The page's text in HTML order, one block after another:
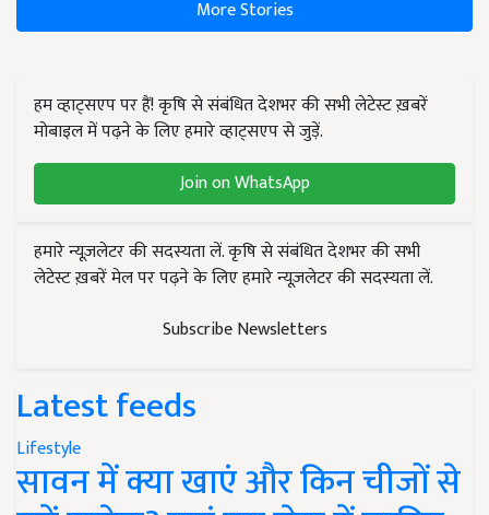
More Stories
हम व्हाट्सएप पर हैं! कृषि से संबंधित देशभर की सभी लेटेस्ट ख़बरें
मोबाइल में पढ़ने के लिए हमारे व्हाट्सएप से जुड़ें.
Join on WhatsApp
हमारे न्यूज़लेटर की सदस्यता लें. कृषि से संबंधित देशभर की सभी
लेटेस्ट ख़बरें मेल पर पढ़ने के लिए हमारे न्यूज़लेटर की सदस्यता लें.
Subscribe Newsletters
Latest feeds
Lifestyle
सावन में क्या खाएं और किन चीजों से